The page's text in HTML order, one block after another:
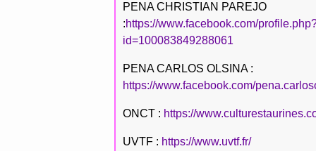
PENA CHRISTIAN PAREJO
:https://www.facebook.com/
id=100083849288061
PENA CARLOS OLSINA :
https://www.facebook.com/
ONCT : https://
UVTF : https://www.uvtf.fr/